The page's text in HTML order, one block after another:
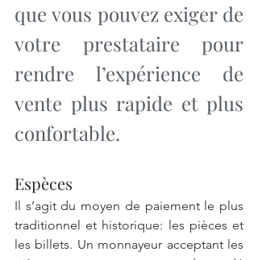
que vous pouvez exiger de
votre prestataire pour
rendre l’expérience de
vente plus rapide et plus
confortable.
Espèces
Il s’agit du moyen de paiement le plus
traditionnel et historique: les pièces et
les billets. Un monnayeur acceptant les